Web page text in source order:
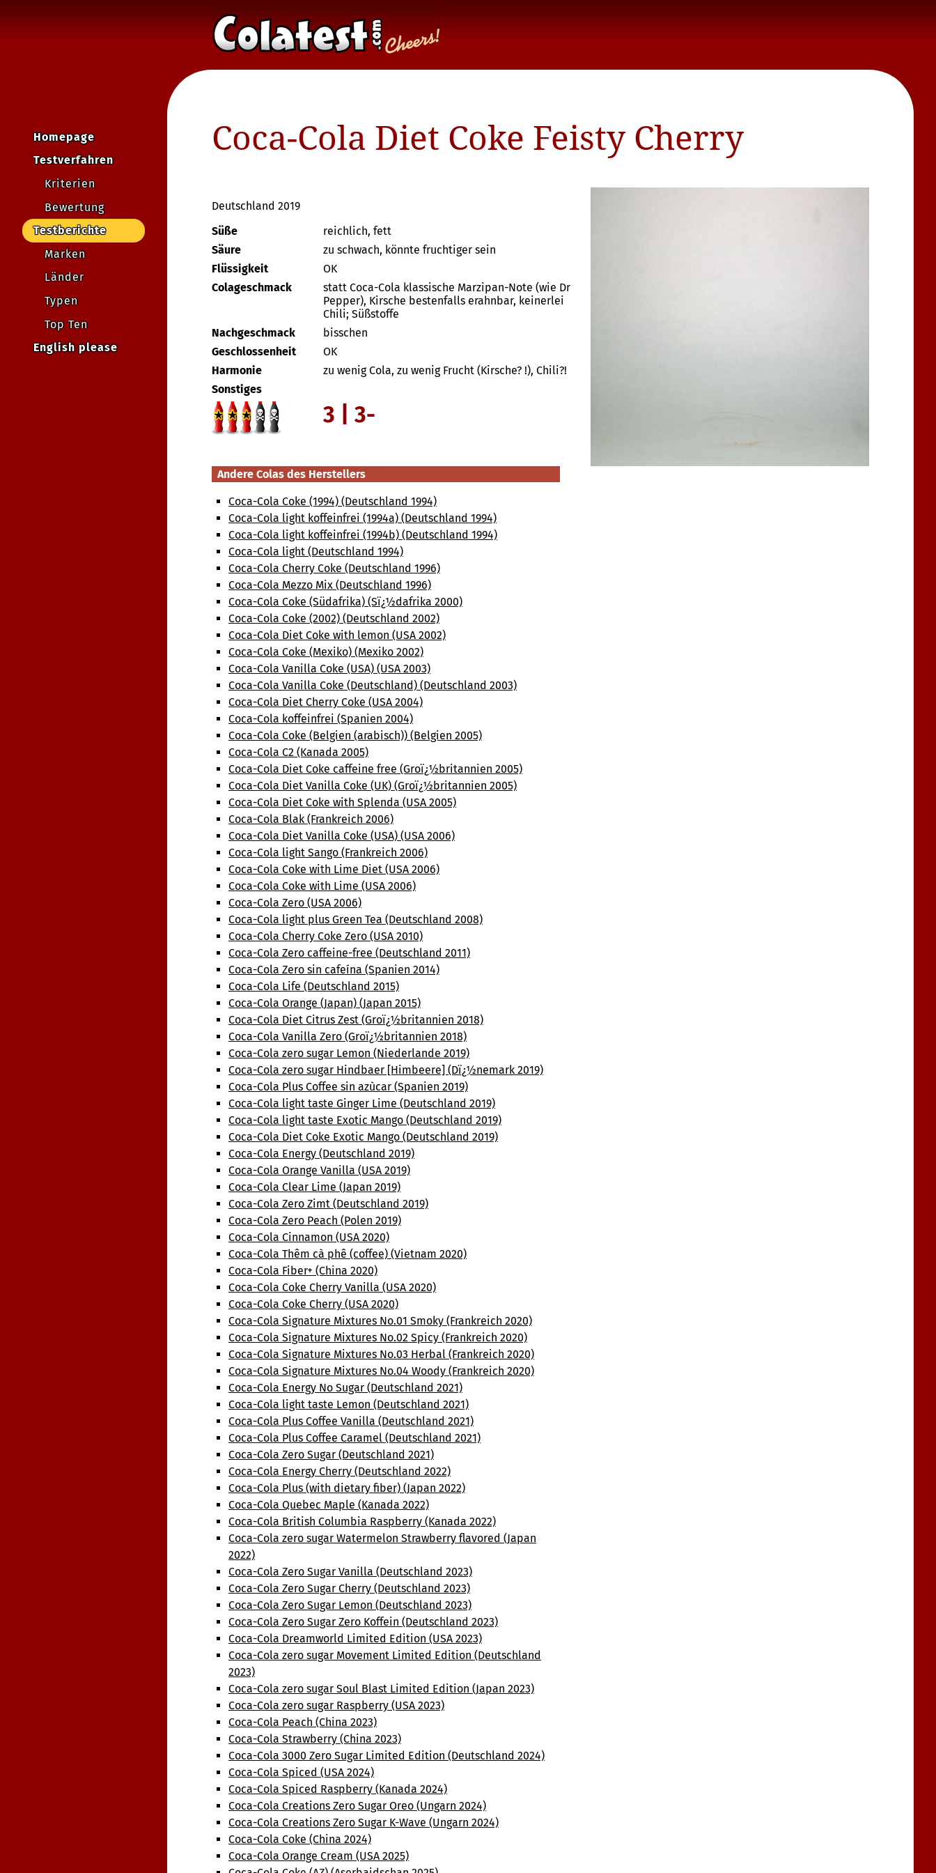
Homepage
Testverfahren
Kriterien
Bewertung
Testberichte
Marken
Länder
Typen
Top Ten
English please
Coca-Cola Diet Coke Feisty Cherry
Deutschland 2019
Süße
reichlich, fett
Säure
zu schwach, könnte fruchtiger sein
Flüssigkeit
OK
Colageschmack
statt Coca-Cola klassische Marzipan-Note (wie Dr
Pepper), Kirsche bestenfalls erahnbar, keinerlei
Chili; Süßstoffe
Nachgeschmack
bisschen
Geschlossenheit
OK
Harmonie
zu wenig Cola, zu wenig Frucht (Kirsche? !), Chili?!
Sonstiges
3 | 3-
Andere Colas des Herstellers
Coca-Cola Coke (1994) (Deutschland 1994)
Coca-Cola light koffeinfrei (1994a) (Deutschland 1994)
Coca-Cola light koffeinfrei (1994b) (Deutschland 1994)
Coca-Cola light (Deutschland 1994)
Coca-Cola Cherry Coke (Deutschland 1996)
Coca-Cola Mezzo Mix (Deutschland 1996)
Coca-Cola Coke (Südafrika) (Sï¿½dafrika 2000)
Coca-Cola Coke (2002) (Deutschland 2002)
Coca-Cola Diet Coke with lemon (USA 2002)
Coca-Cola Coke (Mexiko) (Mexiko 2002)
Coca-Cola Vanilla Coke (USA) (USA 2003)
Coca-Cola Vanilla Coke (Deutschland) (Deutschland 2003)
Coca-Cola Diet Cherry Coke (USA 2004)
Coca-Cola koffeinfrei (Spanien 2004)
Coca-Cola Coke (Belgien (arabisch)) (Belgien 2005)
Coca-Cola C2 (Kanada 2005)
Coca-Cola Diet Coke caffeine free (Groï¿½britannien 2005)
Coca-Cola Diet Vanilla Coke (UK) (Groï¿½britannien 2005)
Coca-Cola Diet Coke with Splenda (USA 2005)
Coca-Cola Blak (Frankreich 2006)
Coca-Cola Diet Vanilla Coke (USA) (USA 2006)
Coca-Cola light Sango (Frankreich 2006)
Coca-Cola Coke with Lime Diet (USA 2006)
Coca-Cola Coke with Lime (USA 2006)
Coca-Cola Zero (USA 2006)
Coca-Cola light plus Green Tea (Deutschland 2008)
Coca-Cola Cherry Coke Zero (USA 2010)
Coca-Cola Zero caffeine-free (Deutschland 2011)
Coca-Cola Zero sin cafeína (Spanien 2014)
Coca-Cola Life (Deutschland 2015)
Coca-Cola Orange (Japan) (Japan 2015)
Coca-Cola Diet Citrus Zest (Groï¿½britannien 2018)
Coca-Cola Vanilla Zero (Groï¿½britannien 2018)
Coca-Cola zero sugar Lemon (Niederlande 2019)
Coca-Cola zero sugar Hindbaer [Himbeere] (Dï¿½nemark 2019)
Coca-Cola Plus Coffee sin azùcar (Spanien 2019)
Coca-Cola light taste Ginger Lime (Deutschland 2019)
Coca-Cola light taste Exotic Mango (Deutschland 2019)
Coca-Cola Diet Coke Exotic Mango (Deutschland 2019)
Coca-Cola Energy (Deutschland 2019)
Coca-Cola Orange Vanilla (USA 2019)
Coca-Cola Clear Lime (Japan 2019)
Coca-Cola Zero Zimt (Deutschland 2019)
Coca-Cola Zero Peach (Polen 2019)
Coca-Cola Cinnamon (USA 2020)
Coca-Cola Thêm cà phê (coffee) (Vietnam 2020)
Coca-Cola Fiber+ (China 2020)
Coca-Cola Coke Cherry Vanilla (USA 2020)
Coca-Cola Coke Cherry (USA 2020)
Coca-Cola Signature Mixtures No.01 Smoky (Frankreich 2020)
Coca-Cola Signature Mixtures No.02 Spicy (Frankreich 2020)
Coca-Cola Signature Mixtures No.03 Herbal (Frankreich 2020)
Coca-Cola Signature Mixtures No.04 Woody (Frankreich 2020)
Coca-Cola Energy No Sugar (Deutschland 2021)
Coca-Cola light taste Lemon (Deutschland 2021)
Coca-Cola Plus Coffee Vanilla (Deutschland 2021)
Coca-Cola Plus Coffee Caramel (Deutschland 2021)
Coca-Cola Zero Sugar (Deutschland 2021)
Coca-Cola Energy Cherry (Deutschland 2022)
Coca-Cola Plus (with dietary fiber) (Japan 2022)
Coca-Cola Quebec Maple (Kanada 2022)
Coca-Cola British Columbia Raspberry (Kanada 2022)
Coca-Cola zero sugar Watermelon Strawberry flavored (Japan
2022)
Coca-Cola Zero Sugar Vanilla (Deutschland 2023)
Coca-Cola Zero Sugar Cherry (Deutschland 2023)
Coca-Cola Zero Sugar Lemon (Deutschland 2023)
Coca-Cola Zero Sugar Zero Koffein (Deutschland 2023)
Coca-Cola Dreamworld Limited Edition (USA 2023)
Coca-Cola zero sugar Movement Limited Edition (Deutschland
2023)
Coca-Cola zero sugar Soul Blast Limited Edition (Japan 2023)
Coca-Cola zero sugar Raspberry (USA 2023)
Coca-Cola Peach (China 2023)
Coca-Cola Strawberry (China 2023)
Coca-Cola 3000 Zero Sugar Limited Edition (Deutschland 2024)
Coca-Cola Spiced (USA 2024)
Coca-Cola Spiced Raspberry (Kanada 2024)
Coca-Cola Creations Zero Sugar Oreo (Ungarn 2024)
Coca-Cola Creations Zero Sugar K-Wave (Ungarn 2024)
Coca-Cola Coke (China 2024)
Coca-Cola Orange Cream (USA 2025)